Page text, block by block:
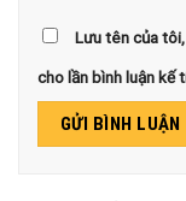
Lưu tên của
cho lần bình luận kế